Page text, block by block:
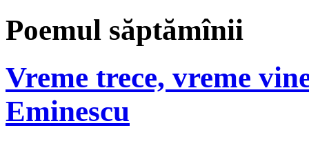
Poemul săptămînii
Vreme trece, vreme
Eminescu